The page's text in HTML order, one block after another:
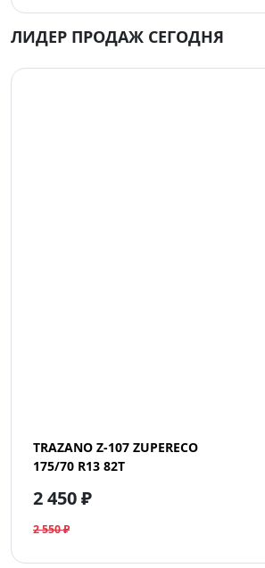
ЛИДЕР ПРОДАЖ СЕГОДНЯ
TRAZANO Z-107 ZUPERECO
175/70 R13 82T
2 450 ₽
2 550 ₽